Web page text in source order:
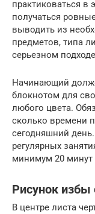
практиковаться в
получаться
выводить из
предметов, типа
серьезном
Начинающий
блокнотом для
любого цвета.
сколько времени
сегодняшний
регулярных
минимум 20 минут
Рисунок
В центре листа